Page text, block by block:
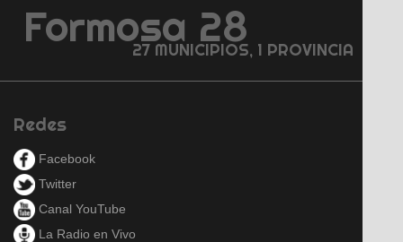
Formosa 28
27 MUNICIPIOS, 1 PROVINCIA
Redes
Facebook
Twitter
Canal YouTube
La Radio en Vivo